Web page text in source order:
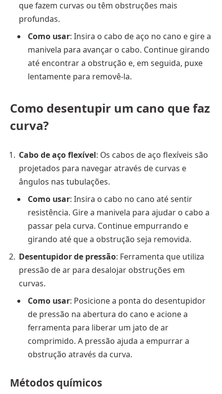
que fazem curvas ou têm obstruções mais
profundas.
Como usar: Insira o cabo de aço no cano e gire a
manivela para avançar o cabo. Continue girando
até encontrar a obstrução e, em seguida, puxe
lentamente para removê-la.
Como desentupir um cano que faz
curva?
Cabo de aço flexível: Os cabos de aço flexíveis são
projetados para navegar através de curvas e
ângulos nas tubulações.
Como usar: Insira o cabo no cano até sentir
resistência. Gire a manivela para ajudar o cabo a
passar pela curva. Continue empurrando e
girando até que a obstrução seja removida.
Desentupidor de pressão: Ferramenta que utiliza
pressão de ar para desalojar obstruções em
curvas.
Como usar: Posicione a ponta do desentupidor
de pressão na abertura do cano e acione a
ferramenta para liberar um jato de ar
comprimido. A pressão ajuda a empurrar a
obstrução através da curva.
Métodos químicos